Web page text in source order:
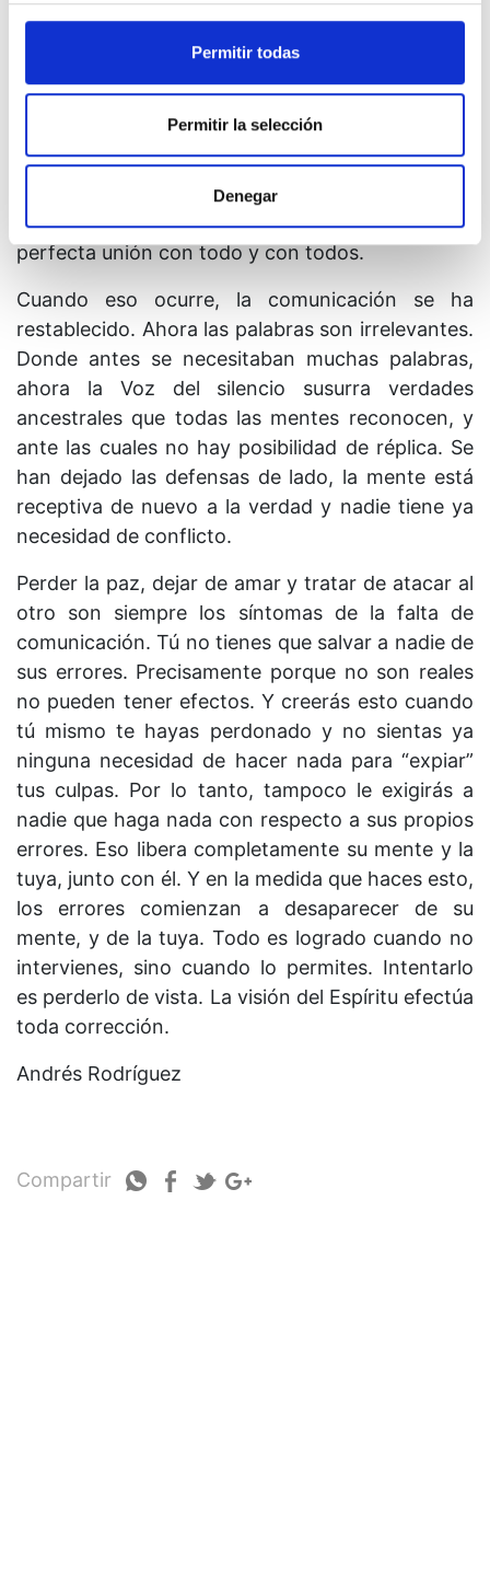
Permitir todas
Permitir la selección
Denegar
idea en la que tu hermano y tú no estéis unidos.
El amor unifica y corrige cualquier desorden
forma de conflicto. El amor sólo busca
extenderse a sí mismo, es paciente, y tiene
perfecta confianza en la verdad de la que
proviene. Jamás justifica un ataque ni lo
promueve. No busca la separación, sino la
perfecta unión con todo y con todos.
Cuando eso ocurre, la comunicación se ha
restablecido. Ahora las palabras son irrelevantes.
Donde antes se necesitaban muchas palabras,
ahora la Voz del silencio susurra verdades
ancestrales que todas las mentes reconocen, y
ante las cuales no hay posibilidad de réplica. Se
han dejado las defensas de lado, la mente está
receptiva de nuevo a la verdad y nadie tiene ya
necesidad de conflicto.
Perder la paz, dejar de amar y tratar de atacar al
otro son siempre los síntomas de la falta de
comunicación. Tú no tienes que salvar a nadie de
sus errores. Precisamente porque no son reales
no pueden tener efectos. Y creerás esto cuando
tú mismo te hayas perdonado y no sientas ya
ninguna necesidad de hacer nada para “expiar”
tus culpas. Por lo tanto, tampoco le exigirás a
nadie que haga nada con respecto a sus propios
errores. Eso libera completamente su mente y la
tuya, junto con él. Y en la medida que haces esto,
los errores comienzan a desaparecer de su
mente, y de la tuya. Todo es logrado cuando no
intervienes, sino cuando lo permites. Intentarlo
es perderlo de vista. La visión del Espíritu efectúa
toda corrección.
Andrés Rodríguez
Compartir